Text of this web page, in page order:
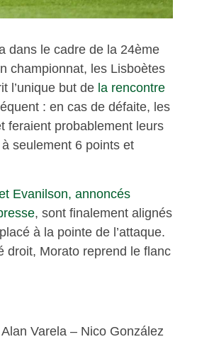
dans le cadre de la 24ème
championnat, les Lisboètes
l’unique but de la rencontre
: en cas de défaite, les
feraient probablement leurs
seulement 6 points et
Evanilson, annoncés
, sont finalement alignés
à la pointe de l’attaque.
droit, Morato reprend le flanc
Varela – Nico González